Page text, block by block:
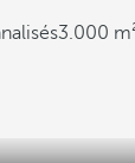
3.000